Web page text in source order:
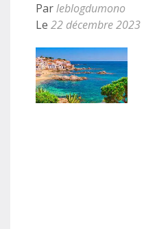
Parleblogdumono
Le 22 décembre 2023